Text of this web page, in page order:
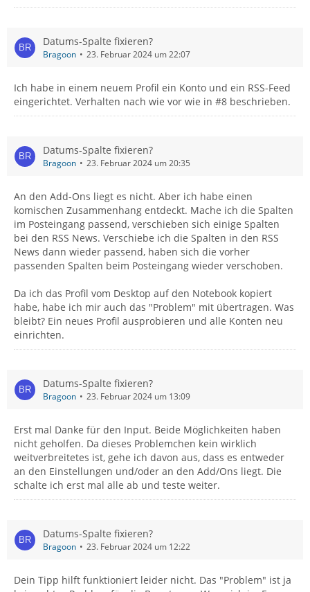
Datums-Spalte fixieren?
Bragoon 23. Februar 2024 um 22:07
Ich habe in einem neuem Profil ein Konto und ein RSS-Feed
eingerichtet. Verhalten nach wie vor wie in #8 beschrieben.
Datums-Spalte fixieren?
Bragoon 23. Februar 2024 um 20:35
An den Add-Ons liegt es nicht. Aber ich habe einen
komischen Zusammenhang entdeckt. Mache ich die Spalten
im Posteingang passend, verschieben sich einige Spalten
bei den RSS News. Verschiebe ich die Spalten in den RSS
News dann wieder passend, haben sich die vorher
passenden Spalten beim Posteingang wieder verschoben.
Da ich das Profil vom Desktop auf den Notebook kopiert
habe, habe ich mir auch das "Problem" mit übertragen. Was
bleibt? Ein neues Profil ausprobieren und alle Konten neu
einrichten.
Datums-Spalte fixieren?
Bragoon 23. Februar 2024 um 13:09
Erst mal Danke für den Input. Beide Möglichkeiten haben
nicht geholfen. Da dieses Problemchen kein wirklich
weitverbreitetes ist, gehe ich davon aus, dass es entweder
an den Einstellungen und/oder an den Add/Ons liegt. Die
schalte ich erst mal alle ab und teste weiter.
Datums-Spalte fixieren?
Bragoon 23. Februar 2024 um 12:22
Dein Tipp hilft funktioniert leider nicht. Das "Problem" ist ja